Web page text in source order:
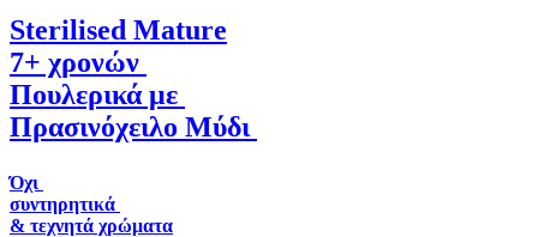
Sterilised Mature
7+ χρονών
Πουλερικά με
Πρασινόχειλο Μύδι
Όχι
συντηρητικά
& τεχνητά χρώματα